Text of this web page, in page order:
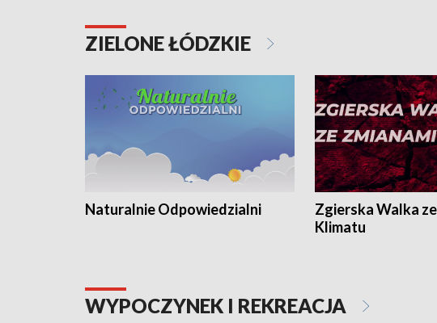
ZIELONE ŁÓDZKIE
Naturalnie Odpowiedzialni
Zgierska Walka
Klimatu
WYPOCZYNEK I REKREACJA